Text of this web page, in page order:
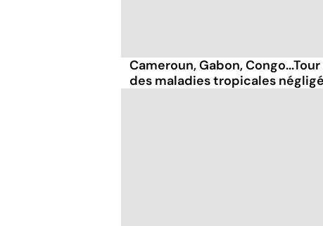
Cameroun, Gabon,
des maladies tropicales